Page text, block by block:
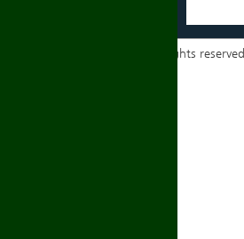
Copyrights ⓒ 2014 igmyd. All rights reserved.